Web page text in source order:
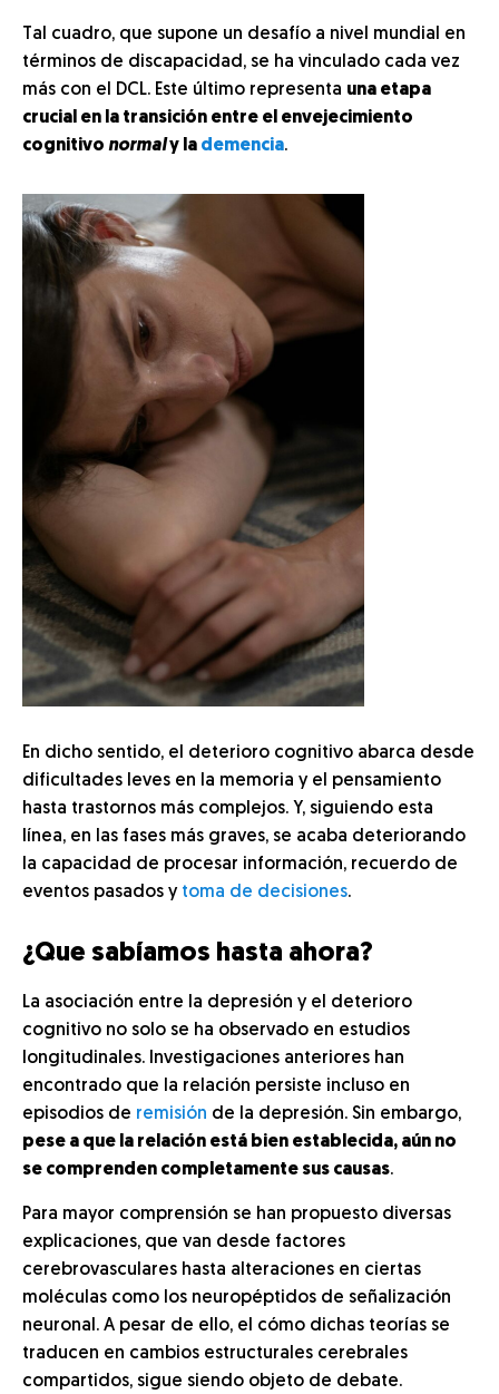
Tal cuadro, que supone un desafío a nivel mundial en
términos de discapacidad, se ha vinculado cada vez
más con el DCL. Este último representa una etapa
crucial en la transición entre el envejecimiento
cognitivo normaly la demencia.
En dicho sentido, el deterioro cognitivo abarca desde
dificultades leves en la memoria y el pensamiento
hasta trastornos más complejos. Y, siguiendo esta
línea, en las fases más graves, se acaba deteriorando
la capacidad de procesar información, recuerdo de
eventos pasados y toma de decisiones.
¿Que sabíamos hasta ahora?
La asociación entre la depresión y el deterioro
cognitivo no solo se ha observado en estudios
longitudinales. Investigaciones anteriores han
encontrado que la relación persiste incluso en
episodios de remisión de la depresión. Sin embargo,
pese a que la relación está bien establecida, aún no
se comprenden completamente sus causas.
Para mayor comprensión se han propuesto diversas
explicaciones, que van desde factores
cerebrovasculares hasta alteraciones en ciertas
moléculas como los neuropéptidos de señalización
neuronal. A pesar de ello, el cómo dichas teorías se
traducen en cambios estructurales cerebrales
compartidos, sigue siendo objeto de debate.